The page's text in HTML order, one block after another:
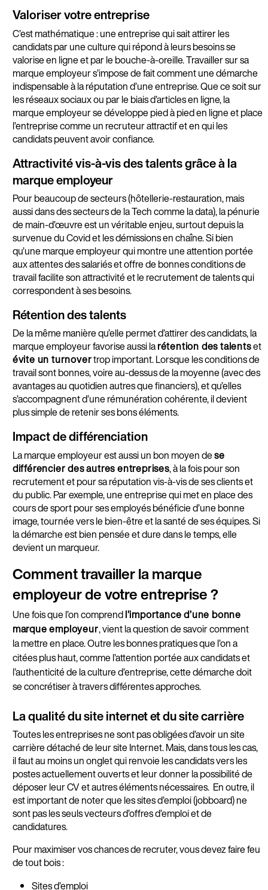
Valoriser votre entreprise
C’est mathématique : une entreprise qui sait attirer les
candidats par une culture qui répond à leurs besoins se
valorise en ligne et par le bouche-à-oreille. Travailler sur sa
marque employeur s’impose de fait comment une démarche
indispensable à la réputation d’une entreprise. Que ce soit sur
les réseaux sociaux ou par le biais d’articles en ligne, la
marque employeur se développe pied à pied en ligne et place
l’entreprise comme un recruteur attractif et en qui les
candidats peuvent avoir confiance.
Attractivité vis-à-vis des talents grâce à la
marque employeur
Pour beaucoup de secteurs (hôtellerie-restauration, mais
aussi dans des secteurs de la Tech comme la data), la pénurie
de main-d’œuvre est un véritable enjeu, surtout depuis la
survenue du Covid et les démissions en chaîne. Si bien
qu’une marque employeur qui montre une attention portée
aux attentes des salariés et offre de bonnes conditions de
travail facilite son attractivité et le recrutement de talents qui
correspondent à ses besoins.
Rétention des talents
De la même manière qu’elle permet d’attirer des candidats, la
marque employeur favorise aussi larétention des talentset
évite un turnovertrop important. Lorsque les conditions de
travail sont bonnes, voire au-dessus de la moyenne (avec des
avantages au quotidien autres que financiers), et qu’elles
s’accompagnent d’une rémunération cohérente, il devient
plus simple de retenir ses bons éléments.
Impact de différenciation
La marque employeur est aussi un bon moyen dese
différencier des autres entreprises, à la fois pour son
recrutement et pour sa réputation vis-à-vis de ses clients et
du public. Par exemple, une entreprise qui met en place des
cours de sport pour ses employés bénéficie d’une bonne
image, tournée vers le bien-être et la santé de ses équipes. Si
la démarche est bien pensée et dure dans le temps, elle
devient un marqueur.
Comment travailler la marque
employeur de votre entreprise ?
Une fois que l’on comprendl’importance d’une bonne
marque employeur, vient la question de savoir comment
la mettre en place. Outre les bonnes pratiques que l’on a
citées plus haut, comme l’attention portée aux candidats et
l’authenticité de la culture d’entreprise, cette démarche doit
se concrétiser à travers différentes approches.
La qualité du site internet et du site carrière
Toutes les entreprises ne sont pas obligées d’avoir un site
carrière détaché de leur site Internet. Mais, dans tous les cas,
il faut au moins un onglet qui renvoie les candidats vers les
postes actuellement ouverts et leur donner la possibilité de
déposer leur CV et autres éléments nécessaires. En outre, il
est important de noter que les sites d’emploi (jobboard) ne
sont pas les seuls vecteurs d’offres d’emploi et de
candidatures.
Pour maximiser vos chances de recruter, vous devez faire feu
de tout bois :
Sites d’emploi